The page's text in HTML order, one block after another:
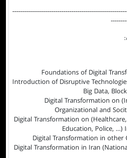
Foundations of Digital
Introduction of Disruptive
Big Data,
Digital Transformation on
Organizational and
Digital Transformation on (Healthcare,
Education, Police, …)
Digital Transformation in other
Digital Transformation in Iran